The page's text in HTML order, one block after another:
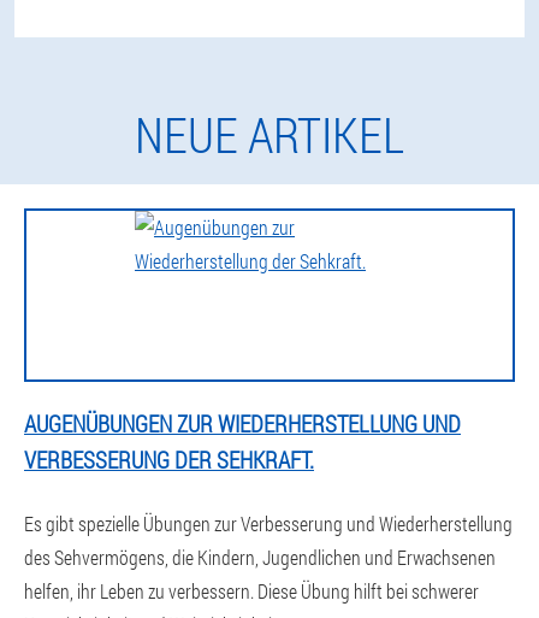
NEUE ARTIKEL
AUGENÜBUNGEN ZUR WIEDERHERSTELLUNG UND
VERBESSERUNG DER SEHKRAFT.
Es gibt spezielle Übungen zur Verbesserung und Wiederherstellung
des Sehvermögens, die Kindern, Jugendlichen und Erwachsenen
helfen, ihr Leben zu verbessern. Diese Übung hilft bei schwerer